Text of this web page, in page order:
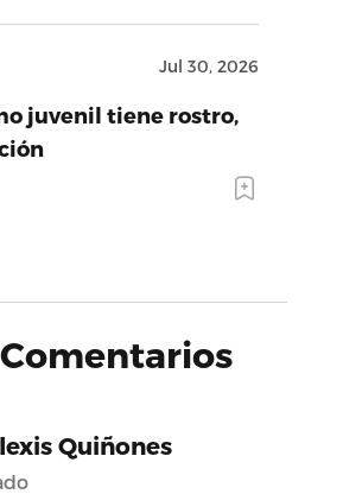
Jul 30, 2026
juvenil tiene rostro,
Quiñones